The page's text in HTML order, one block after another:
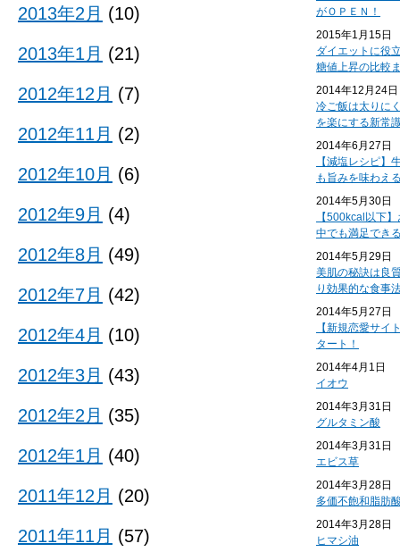
がＯＰＥＮ！
2015年1月15日
ダイエットに役
糖値上昇の比較
2014年12月24日
冷ご飯は太りに
を楽にする新常
2014年6月27日
【減塩レシピ】
も旨みを味わえ
2014年5月30日
【500kcal以下
中でも満足でき
2014年5月29日
美肌の秘訣は良
り効果的な食事
2014年5月27日
【新規恋愛サイ
タート！
2014年4月1日
イオウ
2014年3月31日
グルタミン酸
2014年3月31日
エビス草
2014年3月28日
多価不飽和脂肪
2014年3月28日
ヒマシ油
2013年2月 (10)
2013年1月 (21)
2012年12月 (7)
2012年11月 (2)
2012年10月 (6)
2012年9月 (4)
2012年8月 (49)
2012年7月 (42)
2012年4月 (10)
2012年3月 (43)
2012年2月 (35)
2012年1月 (40)
2011年12月 (20)
2011年11月 (57)